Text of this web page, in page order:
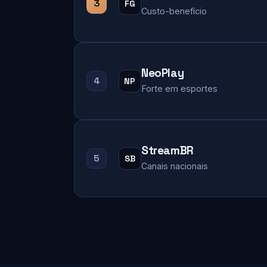
3 FG
Custo-benefício
4 NP
NeoPlay
Forte em esportes
5 SB
StreamBR
Canais nacionais